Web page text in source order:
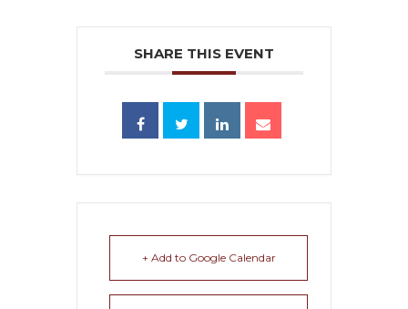
SHARE THIS EVENT
+ Add to Google Calendar